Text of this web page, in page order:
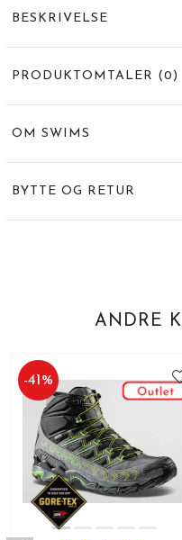
BESKRIVELSE
PRODUKTOMTALER (0 )
OM SWIMS
BYTTE OG RETUR
ANDRE
-41 %